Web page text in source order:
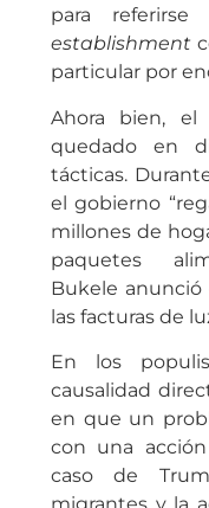
para
establishment
particular por
Ahora bien,
quedado en
tácticas.
el gobierno
millones de
paquetes
Bukele
las facturas de
En los
causalidad
en que un
con una
caso de